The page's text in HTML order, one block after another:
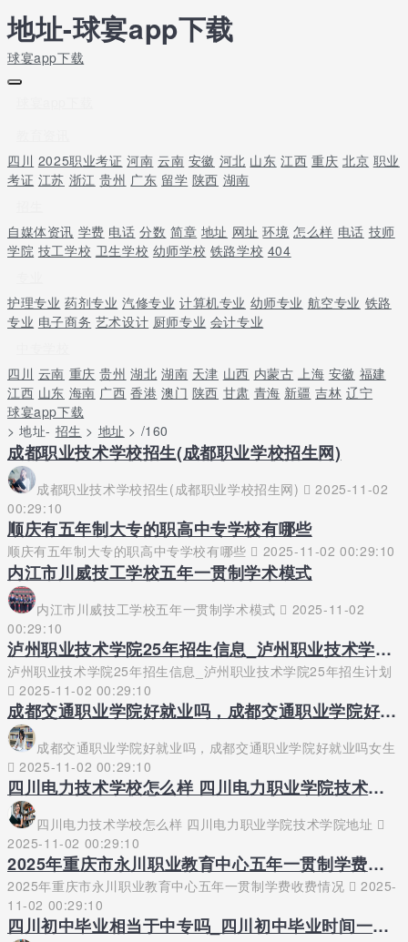
地址-球宴app下载
球宴app下载
四川 2025职业考证 河南 云南 安徽 河北 山东 江西 重庆 北京 职业
考证 江苏 浙江 贵州 广东 留学 陕西 湖南
自媒体资讯 学费 电话 分数 简章 地址 网址 环境 怎么样 电话 技师
学院 技工学校 卫生学校 幼师学校 铁路学校 404
护理专业 药剂专业 汽修专业 计算机专业 幼师专业 航空专业 铁路
专业 电子商务 艺术设计 厨师专业 会计专业
四川 云南 重庆 贵州 湖北 湖南 天津 山西 内蒙古 上海 安徽 福建
江西 山东 海南 广西 香港 澳门 陕西 甘肃 青海 新疆 吉林 辽宁
球宴app下载
> 地址- 招生 > 地址 > /160
成都职业技术学校招生(成都职业学校招生网)
成都职业技术学校招生(成都职业学校招生网)
2025-11-02
00:29:10
顺庆有五年制大专的职高中专学校有哪些
顺庆有五年制大专的职高中专学校有哪些 2025-11-02 00:29:10
内江市川威技工学校五年一贯制学术模式
内江市川威技工学校五年一贯制学术模式
2025-11-02
00:29:10
泸州职业技术学院25年招生信息_泸州职业技术学院25年招生计划
泸州职业技术学院25年招生信息_泸州职业技术学院25年招生计划
2025-11-02 00:29:10
成都交通职业学院好就业吗，成都交通职业学院好就业吗女生
成都交通职业学院好就业吗，成都交通职业学院好就业吗女生
2025-11-02 00:29:10
四川电力技术学校怎么样 四川电力职业学院技术学院地址
四川电力技术学校怎么样 四川电力职业学院技术学院地址
2025-11-02 00:29:10
2025年重庆市永川职业教育中心五年一贯制学费收费情况
2025年重庆市永川职业教育中心五年一贯制学费收费情况
2025-
11-02 00:29:10
四川初中毕业相当于中专吗_四川初中毕业时间一般是几月几号